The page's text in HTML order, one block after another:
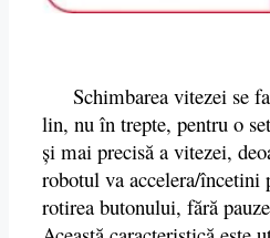
Schimbarea vitezei se
lin, nu în trepte, pentru o
și mai precisă a vitezei,
robotul va accelera/încetini
rotirea butonului, fără